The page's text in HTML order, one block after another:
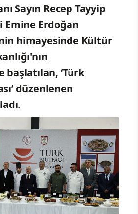
Sayın Recep Tayyip
Emine Erdoğan
himayesinde Kültür
‘Türk
düzenlenen